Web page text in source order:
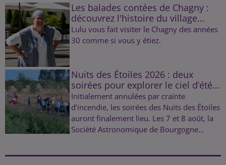
Les balades contées de Chagny :
découvrez l'histoire du village...
Lulu vous fait visiter le Chagny des années
30 comme si vous y étiez.
Nuits des Étoiles 2026 : deux
soirées pour explorer le ciel d’été...
Initialement annulées par crainte
d’incendie, les soirées des Nuits des Étoiles
auront finalement lieu. Les 7 et 8 août, la
Société Astronomique de Bourgogne...